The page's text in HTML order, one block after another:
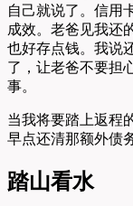
自己就说了。信用
成效。老爸见我还
也好存点钱。我说
了，让老爸不要担
事。
当我将要踏上返程
早点还清那额外债
踏山看水